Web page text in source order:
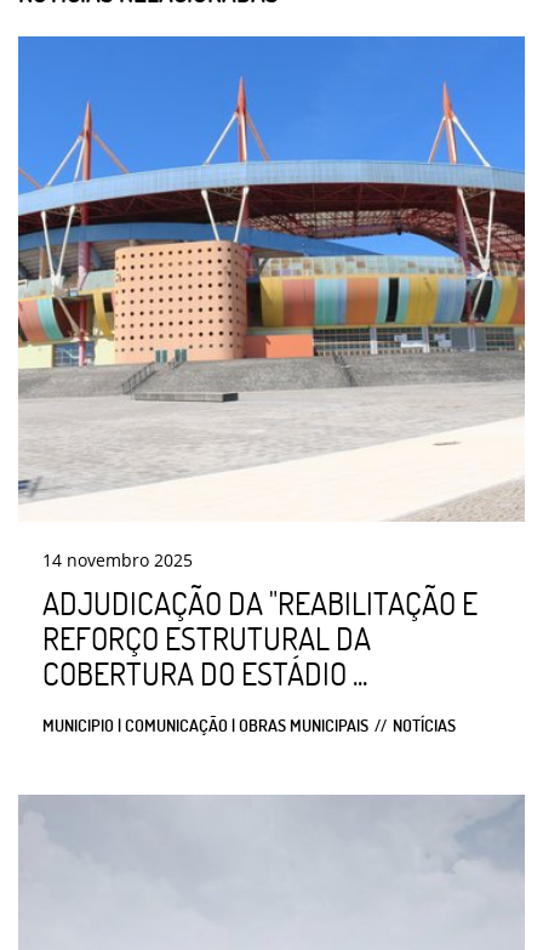
14 novembro 2025
ADJUDICAÇÃO DA "REABILITAÇÃO E
REFORÇO ESTRUTURAL DA
COBERTURA DO ESTÁDIO ...
MUNICIPIO | COMUNICAÇÃO | OBRAS MUNICIPAIS NOTÍCIAS